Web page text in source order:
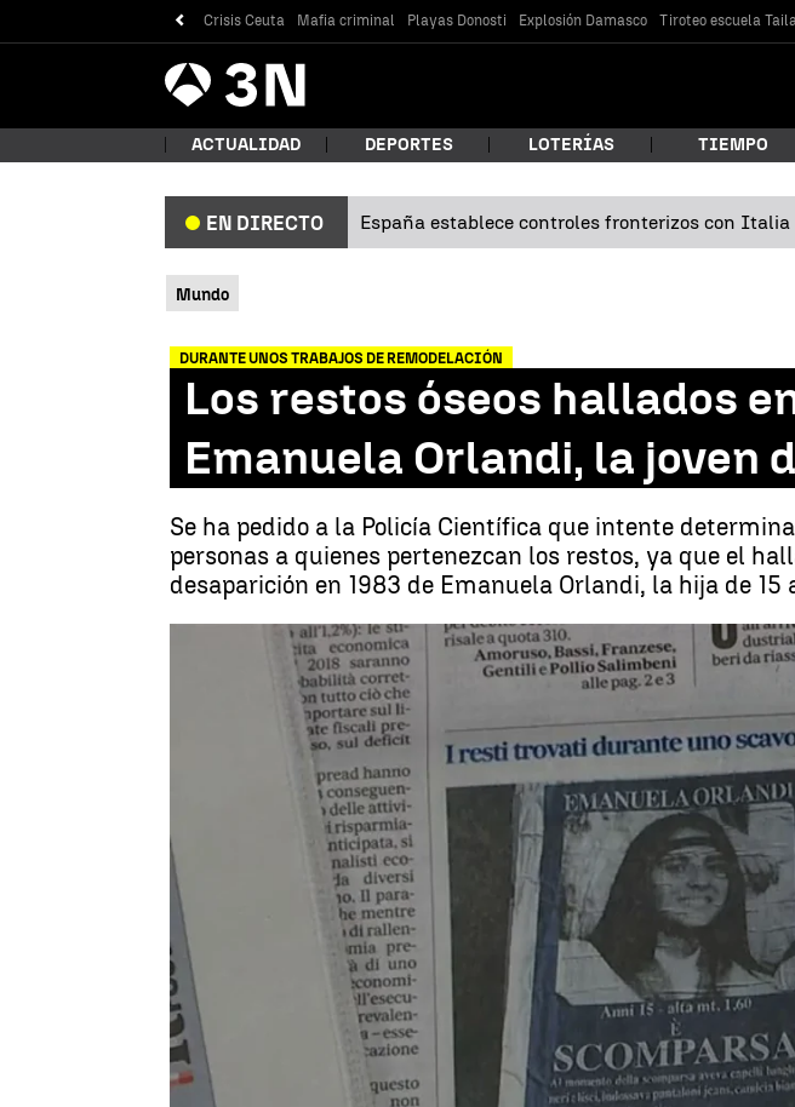
Crisis Ceuta Mafia criminal Playas Donosti Explosión Damasco Tiroteo escuela
Antena
3 Noticias
ACTUALIDAD DEPORTES LOTERÍAS TIEMPO
EN DIRECTO España establece controles fronterizos con Italia
Mundo
DURANTE UNOS TRABAJOS DE REMODELACIÓN
Los restos óseos hallados
Emanuela Orlandi, la joven
Se ha pedido a la Policía Científica que intente
personas a quienes pertenezcan los restos, ya que el
desaparición en 1983 de Emanuela Orlandi, la hija de 15
Los restos óseos hallados en el
Antena 3 Noticias Italia
Publicado: 31 de octubre de 2018, 11:47